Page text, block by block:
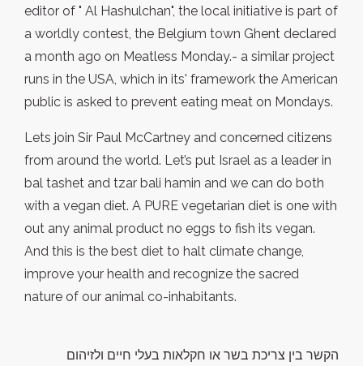
editor of " Al Hashulchan", the local initiative is part of
a worldly contest, the Belgium town Ghent declared
a month ago on Meatless Monday.- a similar project
runs in the USA, which in its' framework the American
public is asked to prevent eating meat on Mondays.
Lets join Sir Paul McCartney and concerned citizens
from around the world. Let’s put Israel as a leader in
bal tashet and tzar bali hamin and we can do both
with a vegan diet. A PURE vegetarian diet is one with
out any animal product no eggs to fish its vegan.
And this is the best diet to halt climate change,
improve your health and recognize the sacred
nature of our animal co-inhabitants.
הקשר בין צריכת בשר או חקלאות בעלי חיים ולזיהום